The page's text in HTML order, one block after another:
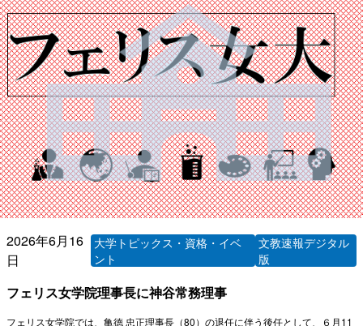
2026年6月16
日
大学トピックス・資格・イベ
ント
文教速報デジタル
版
フェリス女学院理事長に神谷常務理事
フェリス女学院では、亀德 忠正理事長（80）の退任に伴う後任として、６月11